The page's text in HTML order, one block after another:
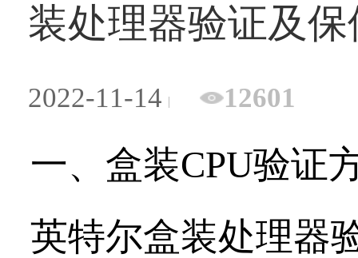
装处理器验证及
2022-11-14 12601
一、盒装CPU验证
英特尔盒装处理器